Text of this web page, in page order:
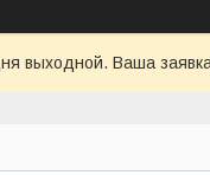
выходной. Ваша